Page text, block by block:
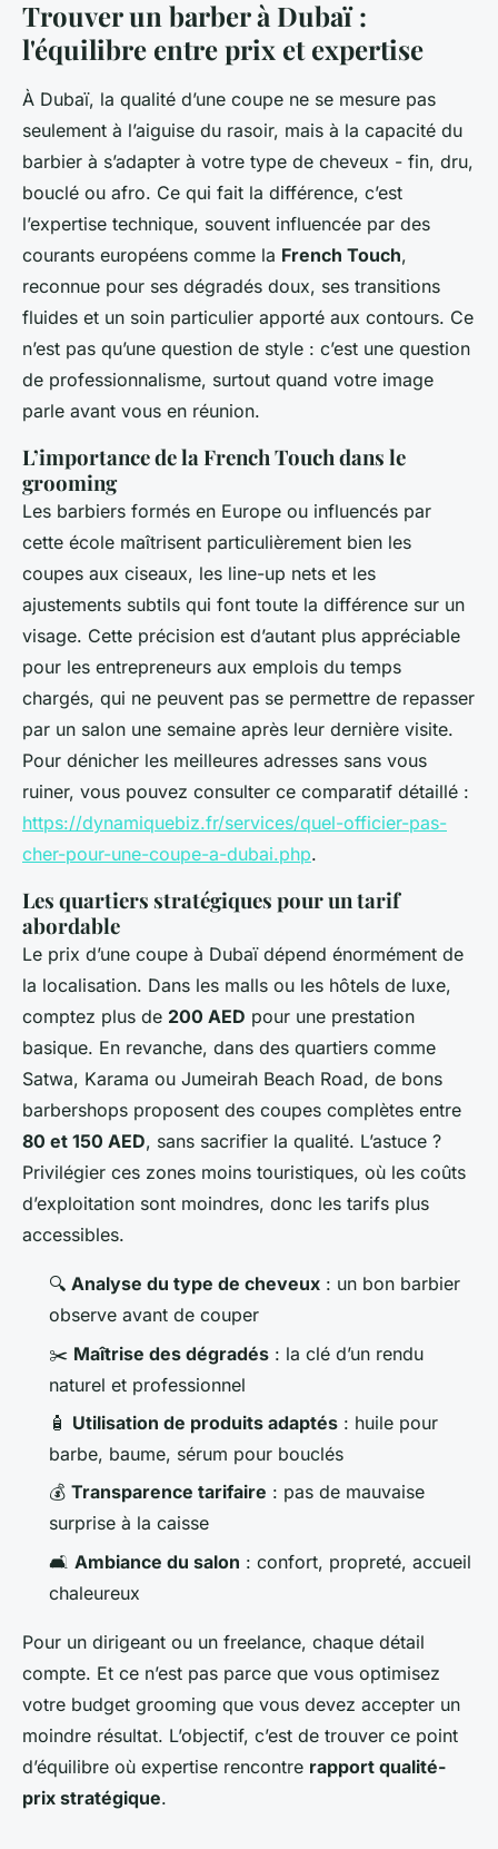
Trouver un barber à Dubaï :
l'équilibre entre prix et expertise
À Dubaï, la qualité d’une coupe ne se mesure pas
seulement à l’aiguise du rasoir, mais à la capacité du
barbier à s’adapter à votre type de cheveux - fin, dru,
bouclé ou afro. Ce qui fait la différence, c’est
l’expertise technique, souvent influencée par des
courants européens comme la French Touch,
reconnue pour ses dégradés doux, ses transitions
fluides et un soin particulier apporté aux contours. Ce
n’est pas qu’une question de style : c’est une question
de professionnalisme, surtout quand votre image
parle avant vous en réunion.
L’importance de la French Touch dans le
grooming
Les barbiers formés en Europe ou influencés par
cette école maîtrisent particulièrement bien les
coupes aux ciseaux, les line-up nets et les
ajustements subtils qui font toute la différence sur un
visage. Cette précision est d’autant plus appréciable
pour les entrepreneurs aux emplois du temps
chargés, qui ne peuvent pas se permettre de repasser
par un salon une semaine après leur dernière visite.
Pour dénicher les meilleures adresses sans vous
ruiner, vous pouvez consulter ce comparatif détaillé :
https://dynamiquebiz.fr/services/quel-officier-pas-
cher-pour-une-coupe-a-dubai.php.
Les quartiers stratégiques pour un tarif
abordable
Le prix d’une coupe à Dubaï dépend énormément de
la localisation. Dans les malls ou les hôtels de luxe,
comptez plus de 200 AED pour une prestation
basique. En revanche, dans des quartiers comme
Satwa, Karama ou Jumeirah Beach Road, de bons
barbershops proposent des coupes complètes entre
80 et 150 AED, sans sacrifier la qualité. L’astuce ?
Privilégier ces zones moins touristiques, où les coûts
d’exploitation sont moindres, donc les tarifs plus
accessibles.
🔍 Analyse du type de cheveux : un bon barbier
observe avant de couper
✂️ Maîtrise des dégradés : la clé d’un rendu
naturel et professionnel
🧴 Utilisation de produits adaptés : huile pour
barbe, baume, sérum pour bouclés
💰 Transparence tarifaire : pas de mauvaise
surprise à la caisse
🛋️ Ambiance du salon : confort, propreté, accueil
chaleureux
Pour un dirigeant ou un freelance, chaque détail
compte. Et ce n’est pas parce que vous optimisez
votre budget grooming que vous devez accepter un
moindre résultat. L’objectif, c’est de trouver ce point
d’équilibre où expertise rencontre rapport qualité-
prix stratégique.